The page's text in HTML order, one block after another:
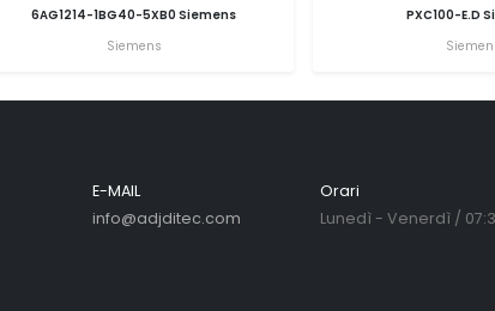
6AG1214-1BG40-5XB0 Siemens
Siemens
PXC100-E.D
E-MAIL
info@adjditec.com
Orari
Lunedì - Venerdì /